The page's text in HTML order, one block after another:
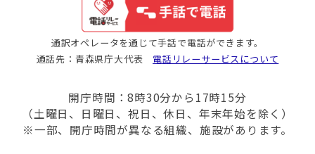
通訳オペレータを通じて手話で電話ができます。
通話先：青森県庁大代表 電話リレーサービスについて
開庁時間：8時30分から17時15分
（土曜日、日曜日、祝日、休日、年末年始を除く）
※一部、開庁時間が異なる組織、施設があります。